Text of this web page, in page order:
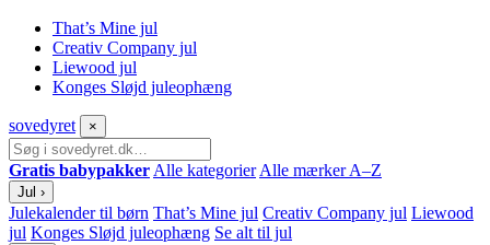
That’s Mine jul
Creativ Company jul
Liewood jul
Konges Sløjd juleophæng
sovedyret ×
Gratis babypakker Alle kategorier Alle mærker A–Z
Jul ›
Julekalender til børn That’s Mine jul Creativ Company jul Liewood
jul Konges Sløjd juleophæng Se alt til jul